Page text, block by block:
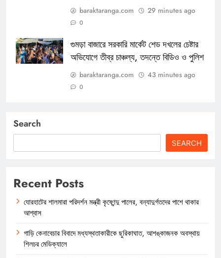
baraktaranga.com 29 minutes ago
0
গুমড়া বাজারে সরকারি মার্কেট শেড দখলের চেষ্টার
অভিযোগে তীব্র চাঞ্চল্য, তদন্তে বিডিও ও পুলিশ
baraktaranga.com 43 minutes ago
0
Search
SEARCH
Recent Posts
যোরহাটের শালমারা পরিদর্শন মন্ত্রী কৃষ্ণেন্দু পালের, বন্যাদুর্গতদের পাশে থাকার
আশ্বাস
গাড়ি কেনাবেচার বিবাদে মধ্যস্থতাকারীকে ছুরিকাঘাত, আশঙ্কাজনক অবস্থায়
শিলচর মেডিক্যালে